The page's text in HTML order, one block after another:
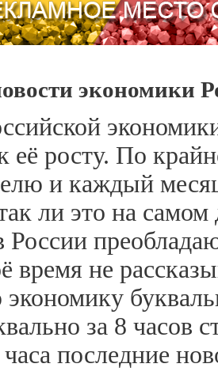
экономики
её росту. По
и каждый
ли это на
России
время не
за 8 часов
последние